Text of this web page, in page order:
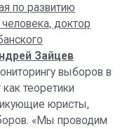
по развитию
доктор
Зайцев
выборов в
теоретики
юристы,
«Мы проводим